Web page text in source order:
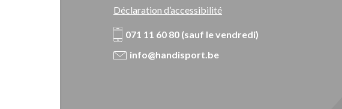
Déclaration d’accessibilité
071 11 60 80 (sauf le vendredi)
info@handisport.be